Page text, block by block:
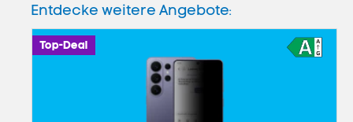
Entdecke weitere Angebote:
Top-Deal